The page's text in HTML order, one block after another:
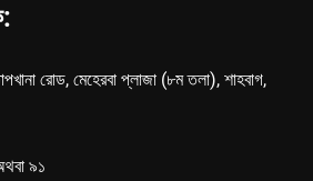
রোড, মেহেরবা প্লাজা (৮ম তলা), শাহবাগ,
৯১